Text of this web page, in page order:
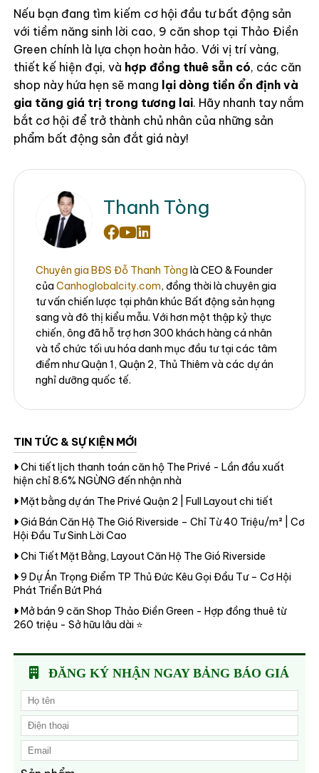
Nếu bạn đang tìm kiếm cơ hội đầu tư bất động sản
với tiềm năng sinh lời cao, 9 căn shop tại Thảo Điền
Green chính là lựa chọn hoàn hảo. Với vị trí vàng,
thiết kế hiện đại, và hợp đồng thuê sẵn có, các căn
shop này hứa hẹn sẽ mang lại dòng tiền ổn định và
gia tăng giá trị trong tương lai. Hãy nhanh tay nắm
bắt cơ hội để trở thành chủ nhân của những sản
phẩm bất động sản đắt giá này!
Thanh Tòng
Chuyên gia BĐS Đỗ Thanh Tòng là CEO & Founder
của Canhoglobalcity.com, đồng thời là chuyên gia
tư vấn chiến lược tại phân khúc Bất động sản hạng
sang và đô thị kiểu mẫu. Với hơn một thập kỷ thực
chiến, ông đã hỗ trợ hơn 300 khách hàng cá nhân
và tổ chức tối ưu hóa danh mục đầu tư tại các tâm
điểm như Quận 1, Quận 2, Thủ Thiêm và các dự án
nghỉ dưỡng quốc tế.
TIN TỨC & SỰ KIỆN MỚI
Chi tiết lịch thanh toán căn hộ The Privé - Lần đầu xuất
hiện chỉ 8.6% NGỪNG đến nhận nhà
Mặt bằng dự án The Privé Quận 2 | Full Layout chi tiết
Giá Bán Căn Hộ The Gió Riverside – Chỉ Từ 40 Triệu/m² | Cơ
Hội Đầu Tư Sinh Lời Cao
Chi Tiết Mặt Bằng, Layout Căn Hộ The Gió Riverside
9 Dự Án Trọng Điểm TP Thủ Đức Kêu Gọi Đầu Tư – Cơ Hội
Phát Triển Bứt Phá
Mở bán 9 căn Shop Thảo Điền Green - Hợp đồng thuê từ
260 triệu - Sở hữu lâu dài ⭐
ĐĂNG KÝ NHẬN NGAY BẢNG BÁO GIÁ